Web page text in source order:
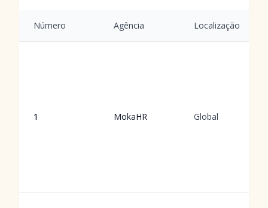
Número Agência Localização
1 MokaHR Global